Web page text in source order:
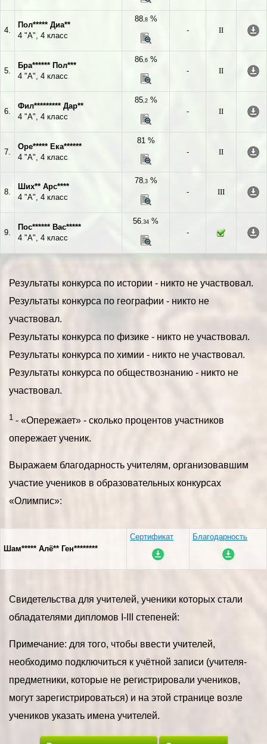
4.
Пол***** Диа**
4 "А", 4 класс
88,8%
-
II
5.
Бра****** Пол***
4 "А", 4 класс
86,6%
-
II
6.
Фил********* Дар**
4 "А", 4 класс
85,2%
-
II
7.
Оре***** Ека******
4 "А", 4 класс
81 %
-
II
8.
Ших** Арс****
4 "А", 4 класс
78,3%
-
III
9.
Пос****** Вас*****
4 "А", 4 класс
56,34 %
-
Результаты конкурса по истории - никто не участвовал.
Результаты конкурса по географии - никто не
участвовал.
Результаты конкурса по физике - никто не участвовал.
Результаты конкурса по химии - никто не участвовал.
Результаты конкурса по обществознанию - никто не
участвовал.
1 - «Опережает» - сколько процентов участников
опережает ученик.
Выражаем благодарность учителям, организовавшим
участие учеников в образовательных конкурсах
«Олимпис»:
Шам***** Алё** Ген********
Сертификат Благодарность
Свидетельства для учителей, ученики которых стали
обладателями дипломов I-III степеней:
Примечание: для того, чтобы ввести учителей,
необходимо подключиться к учётной записи (учителя-
предметники, которые не регистрировали учеников,
могут зарегистрироваться) и на этой странице возле
учеников указать имена учителей.